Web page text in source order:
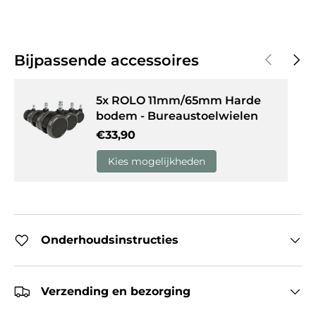
Bijpassende accessoires Vorige
5x ROLO 11mm/65mm Harde
bodem - Bureaustoelwielen
Reguliere prijs
€33,90
Kies mogelijkheden
Onderhoudsinstructies
Verzending en bezorging